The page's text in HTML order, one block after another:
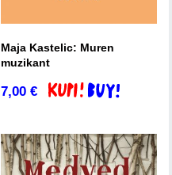
Maja Kastelic: Muren
muzikant
7,00€ Dodaj v košarico